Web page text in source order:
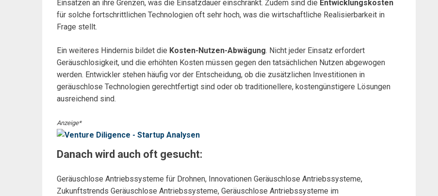
Einsätzen an ihre Grenzen, was die Einsatzdauer einschränkt. Zudem sind die Entwicklungskosten
für solche fortschrittlichen Technologien oft sehr hoch, was die wirtschaftliche Realisierbarkeit in
Frage stellt.
Ein weiteres Hindernis bildet die Kosten-Nutzen-Abwägung. Nicht jeder Einsatz erfordert
Geräuschlosigkeit, und die erhöhten Kosten müssen gegen den tatsächlichen Nutzen abgewogen
werden. Entwickler stehen häufig vor der Entscheidung, ob die zusätzlichen Investitionen in
geräuschlose Technologien gerechtfertigt sind oder ob traditionellere, kostengünstigere Lösungen
ausreichend sind.
Anzeige*
Danach wird auch oft gesucht:
Geräuschlose Antriebssysteme für Drohnen, Innovationen Geräuschlose Antriebssysteme,
Zukunftstrends Geräuschlose Antriebssysteme, Geräuschlose Antriebssysteme im